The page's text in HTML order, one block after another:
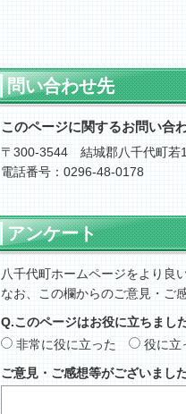
問い合わせ先
このページに関するお問い合
〒300-3544 結城郡八千代町若
電話番号：0296-48-0178
アンケート
八千代町ホームページをより良
なお、この欄からのご意見・ご
Q.このページはお役に立ちまし
非常に役に立った
役に立
ご意見・ご感想等がございまし